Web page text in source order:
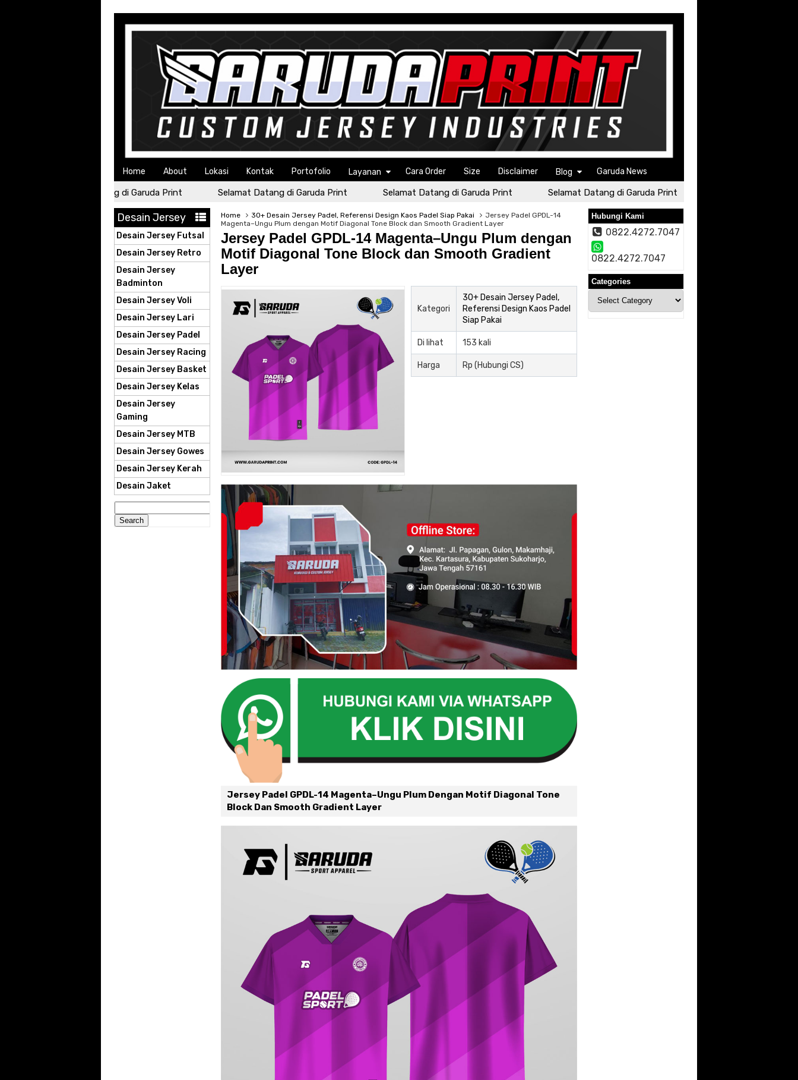
Home About Lokasi Kontak Portofolio Layanan Cara Order Size Disclaimer Blog Garuda News
Selamat Datang di Garuda Print Selamat Datang di Garuda Print Selamat Datang di Garuda Print Selamat Datang di Garuda Print
Home 30+ Desain Jersey Padel, Referensi Design Kaos Padel Siap Pakai
Jersey Padel GPDL-14
Magenta–Ungu Plum dengan Motif Diagonal Tone Block dan Smooth Gradient Layer
Jersey Padel GPDL-14 Magenta–Ungu Plum dengan
Motif Diagonal Tone Block dan Smooth Gradient
Layer
Kategori
30+ Desain Jersey Padel,
Referensi Design Kaos Padel
Siap Pakai
Di lihat 153 kali
Harga Rp (Hubungi CS)
Jersey Padel GPDL-14 Magenta–Ungu Plum Dengan Motif Diagonal Tone
Block Dan Smooth Gradient Layer
Desain Jersey
Desain Jersey Futsal
Desain Jersey Retro
Desain Jersey
Badminton
Desain Jersey Voli
Desain Jersey Lari
Desain Jersey Padel
Desain Jersey Racing
Desain Jersey Basket
Desain Jersey Kelas
Desain Jersey
Gaming
Desain Jersey MTB
Desain Jersey Gowes
Desain Jersey Kerah
Desain Jaket
for:
Hubungi Kami
0822.4272.7047
0822.4272.7047
Categories
Categories